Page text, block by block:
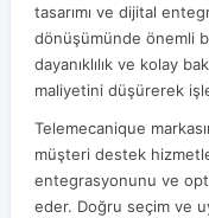
tasarımı ve dijital
dönüşümünde önemli
dayanıklılık ve kolay
maliyetini düşürerek
Telemecanique
müşteri destek
entegrasyonunu ve
eder. Doğru seçim ve